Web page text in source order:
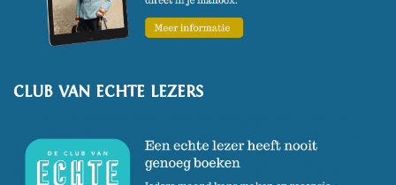
(Foto: Fjodor Buis)
CLUB VAN ECHTE LEZERS